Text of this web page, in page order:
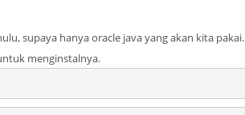
supaya hanya oracle java yang akan kita pakai.
menginstalnya.